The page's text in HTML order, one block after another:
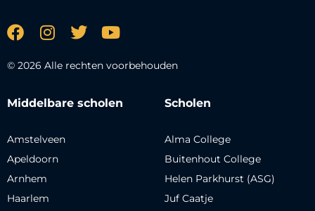
© 2026 Alle rechten voorbehouden
Middelbare scholen
Amstelveen
Apeldoorn
Arnhem
Haarlem
Scholen
Alma College
Buitenhout College
Helen Parkhurst (ASG)
Juf Caatje